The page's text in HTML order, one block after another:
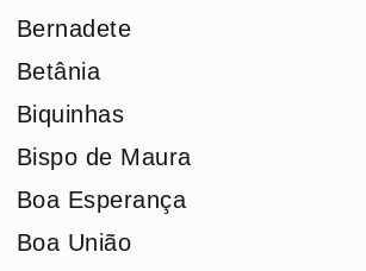
Bernadete
Betânia
Biquinhas
Bispo de Maura
Boa Esperança
Boa União